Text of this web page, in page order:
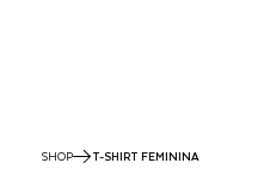
SHOP T-SHIRT FEMININA